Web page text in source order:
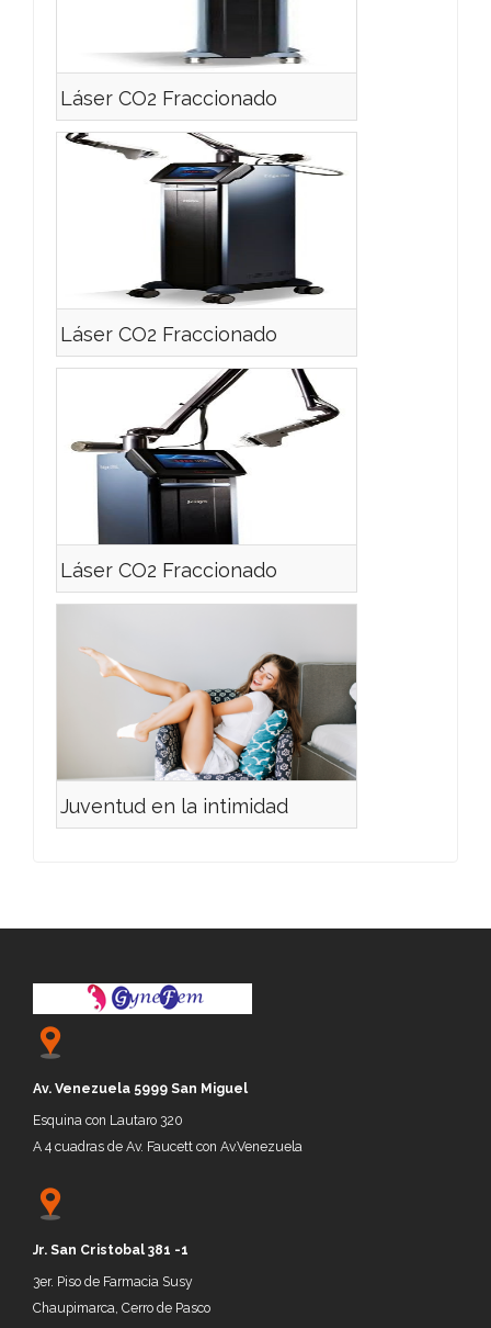
Láser CO2 Fraccionado
Láser CO2 Fraccionado
Láser CO2 Fraccionado
Juventud en la intimidad
Av. Venezuela 5999 San Miguel
Esquina con Lautaro 320
A 4 cuadras de Av. Faucett con Av.Venezuela
Jr. San Cristobal 381 -1
3er. Piso de Farmacia Susy
Chaupimarca, Cerro de Pasco